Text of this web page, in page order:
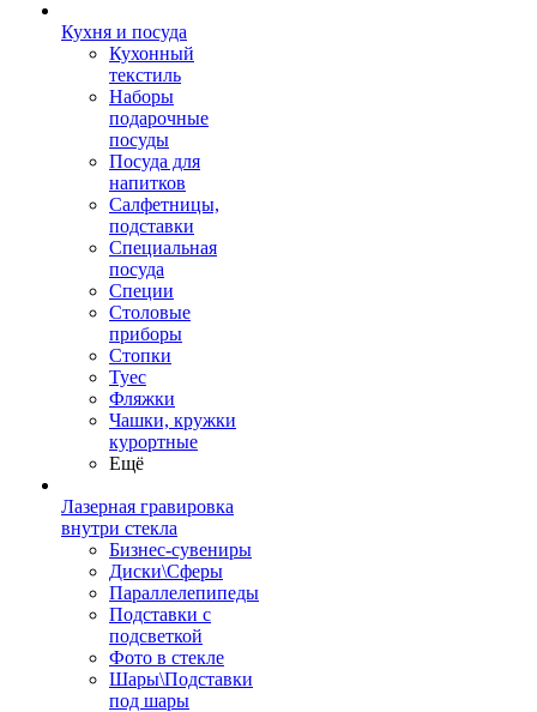
Кухня и посуда
Кухонный
текстиль
Наборы
подарочные
посуды
Посуда для
напитков
Салфетницы,
подставки
Специальная
посуда
Специи
Столовые
приборы
Стопки
Туес
Фляжки
Чашки, кружки
курортные
Ещё
Лазерная гравировка
внутри стекла
Бизнес-сувениры
Диски\Сферы
Параллелепипеды
Подставки с
подсветкой
Фото в стекле
Шары\Подставки
под шары